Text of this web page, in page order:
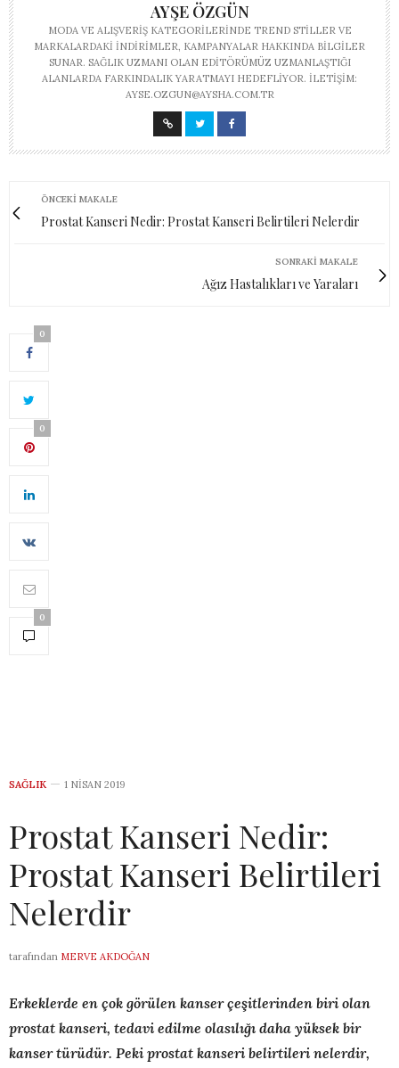
AYŞE ÖZGÜN
MODA VE ALIŞVERIŞ KATEGORILERINDE TREND STILLER VE
MARKALARDAKI INDIRIMLER, KAMPANYALAR HAKKINDA BILGILER
SUNAR. SAĞLIK UZMANI OLAN EDITÖRÜMÜZ UZMANLAŞTIĞI
ALANLARDA FARKINDALIK YARATMAYI HEDEFLIYOR. İLETIŞIM:
AYSE.OZGUN@AYSHA.COM.TR
ÖNCEKI MAKALE
Prostat Kanseri Nedir: Prostat Kanseri Belirtileri Nelerdir
SONRAKI MAKALE
Ağız Hastalıkları ve Yaraları
0
0
0
SAĞLIK 1 NISAN 2019
Prostat Kanseri Nedir:
Prostat Kanseri Belirtileri
Nelerdir
tarafından MERVE AKDOĞAN
Erkeklerde en çok görülen kanser çeşitlerinden biri olan
prostat kanseri, tedavi edilme olasılığı daha yüksek bir
kanser türüdür. Peki prostat kanseri belirtileri nelerdir,